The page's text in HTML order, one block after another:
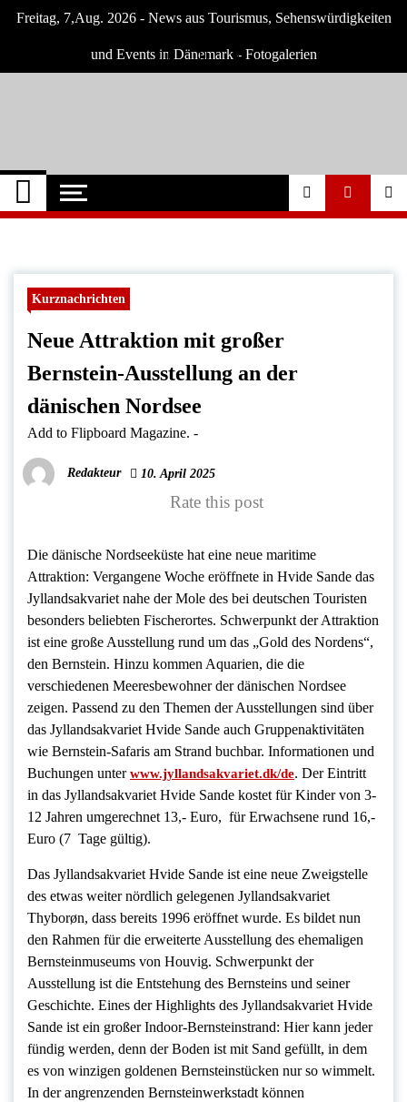
Skip
Freitag, 7,Aug. 2026 - News aus Tourismus, Sehenswürdigkeiten
und Events in Dänemark - Fotogalerien
Dänemark Tipps
Neuigkeiten und Nachrichten in Dänemark
Kurznachrichten
Neue Attraktion mit großer
Bernstein-Ausstellung an der
dänischen Nordsee
Add to Flipboard Magazine. -
Redakteur 10. April 2025
Rate this post
Die dänische Nordseeküste hat eine neue maritime
Attraktion: Vergangene Woche eröffnete in Hvide Sande das
Jyllandsakvariet nahe der Mole des bei deutschen Touristen
besonders beliebten Fischerortes. Schwerpunkt der Attraktion
ist eine große Ausstellung rund um das „Gold des Nordens“,
den Bernstein. Hinzu kommen Aquarien, die die
verschiedenen Meeresbewohner der dänischen Nordsee
zeigen. Passend zu den Themen der Ausstellungen sind über
das Jyllandsakvariet Hvide Sande auch Gruppenaktivitäten
wie Bernstein-Safaris am Strand buchbar. Informationen und
Buchungen unterwww.jyllandsakvariet.dk/de. Der Eintritt
in das Jyllandsakvariet Hvide Sande kostet für Kinder von 3-
12 Jahren umgerechnet 13,- Euro, für Erwachsene rund 16,-
Euro (7 Tage gültig).
Das Jyllandsakvariet Hvide Sande ist eine neue Zweigstelle
des etwas weiter nördlich gelegenen Jyllandsakvariet
Thyborøn, dass bereits 1996 eröffnet wurde. Es bildet nun
den Rahmen für die erweiterte Ausstellung des ehemaligen
Bernsteinmuseums von Houvig. Schwerpunkt der
Ausstellung ist die Entstehung des Bernsteins und seiner
Geschichte. Eines der Highlights des Jyllandsakvariet Hvide
Sande ist ein großer Indoor-Bernsteinstrand: Hier kann jeder
fündig werden, denn der Boden ist mit Sand gefüllt, in dem
es von winzigen goldenen Bernsteinstücken nur so wimmelt.
In der angrenzenden Bernsteinwerkstadt können